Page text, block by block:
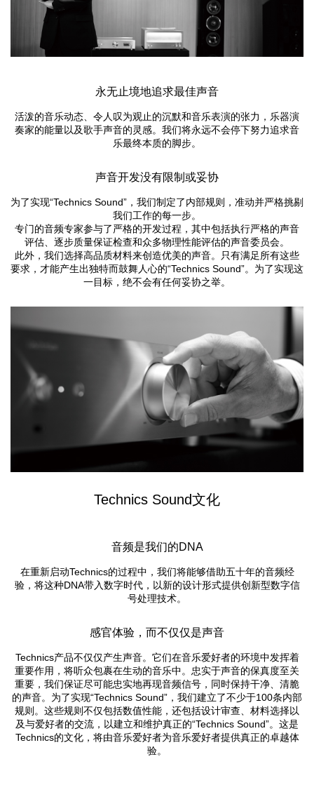
永无止境地追求最佳声音
活泼的音乐动态、令人叹为观止的沉默和音乐表演的张力，乐器演
奏家的能量以及歌手声音的灵感。我们将永远不会停下努力追求音
乐最终本质的脚步。
声音开发没有限制或妥协
为了实现“Technics Sound”，我们制定了内部规则，准动并严格挑剔
我们工作的每一步。
专门的音频专家参与了严格的开发过程，其中包括执行严格的声音
评估、逐步质量保证检查和众多物理性能评估的声音委员会。
此外，我们选择高品质材料来创造优美的声音。只有满足所有这些
要求，才能产生出独特而鼓舞人心的“Technics Sound”。为了实现这
一目标，绝不会有任何妥协之举。
Technics Sound文化
音频是我们的DNA
在重新启动Technics的过程中，我们将能够借助五十年的音频经
验，将这种DNA带入数字时代，以新的设计形式提供创新型数字信
号处理技术。
感官体验，而不仅仅是声音
Technics产品不仅仅产生声音。它们在音乐爱好者的环境中发挥着
重要作用，将听众包裹在生动的音乐中。忠实于声音的保真度至关
重要，我们保证尽可能忠实地再现音频信号，同时保持干净、清脆
的声音。为了实现“Technics Sound”，我们建立了不少于100条内部
规则。这些规则不仅包括数值性能，还包括设计审查、材料选择以
及与爱好者的交流，以建立和维护真正的“Technics Sound”。这是
Technics的文化，将由音乐爱好者为音乐爱好者提供真正的卓越体
验。